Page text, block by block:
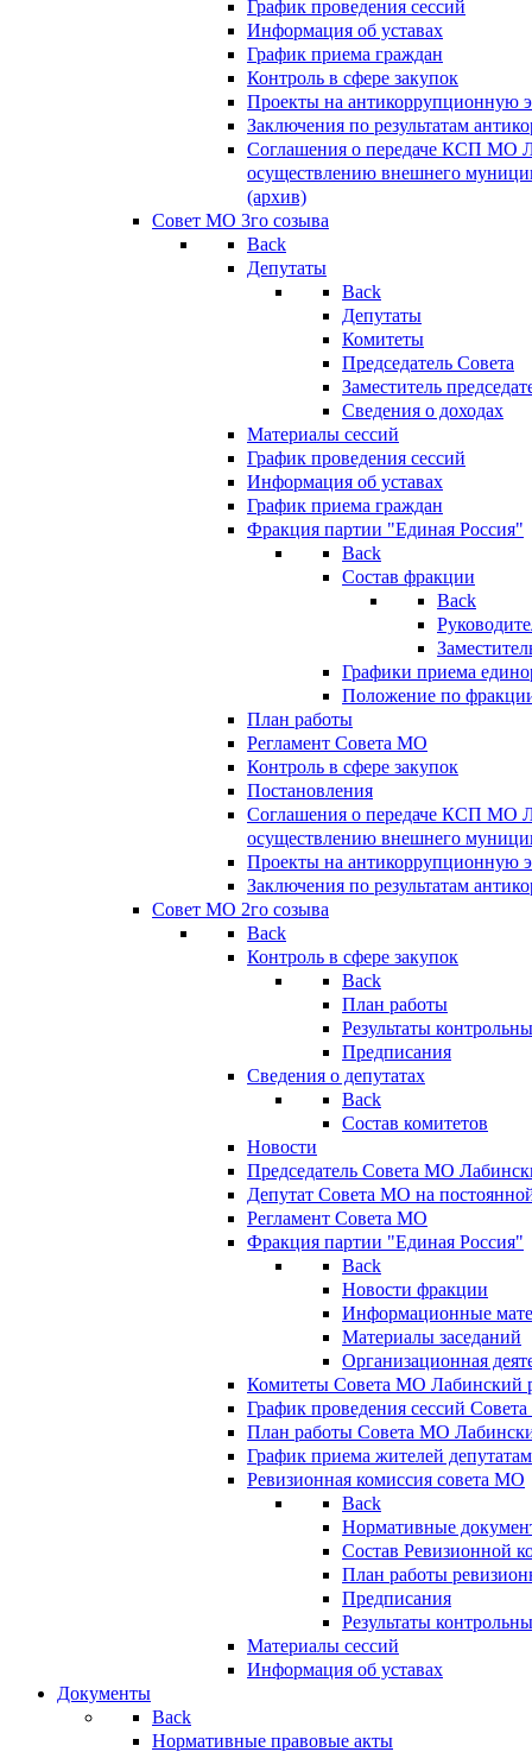
График проведения сессий
Информация об уставах
График приема граждан
Контроль в сфере закупок
Проекты на антикоррупционную
Заключения по результатам
Соглашения о передаче КСП МО
осуществлению внешнего
(архив)
Совет МО 3го созыва
Back
Депутаты
Back
Депутаты
Комитеты
Председатель Совета
Заместитель
Сведения о доходах
Материалы сессий
График проведения сессий
Информация об уставах
График приема граждан
Фракция партии "Единая Россия"
Back
Состав фракции
Back
Графики приема
Положение по
План работы
Регламент Совета МО
Контроль в сфере закупок
Постановления
Соглашения о передаче КСП МО
осуществлению внешнего
Проекты на антикоррупционную
Заключения по результатам
Совет МО 2го созыва
Back
Контроль в сфере закупок
Back
План работы
Результаты
Предписания
Сведения о депутатах
Back
Состав комитетов
Новости
Председатель Совета МО
Депутат Совета МО на
Регламент Совета МО
Фракция партии "Единая Россия"
Back
Новости фракции
Информационные
Материалы заседаний
Организационная
Комитеты Совета МО Лабинский
График проведения сессий
План работы Совета МО
График приема жителей
Ревизионная комиссия совета МО
Back
Нормативные
Состав Ревизионной
План работы
Предписания
Результаты
Материалы сессий
Информация об уставах
Документы
Back
Нормативные правовые акты